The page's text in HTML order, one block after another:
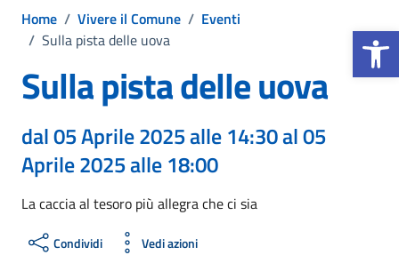
Apri la
Home / Vivere il Comune / Eventi
/ Sulla pista delle uova
Sulla pista delle uova
dal 05 Aprile 2025 alle 14:30 al 05
Aprile 2025 alle 18:00
La caccia al tesoro più allegra che ci sia
Condividi Vedi azioni